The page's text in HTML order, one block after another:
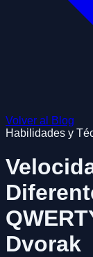
Volver al Blog
Habilidades y
Dvorak